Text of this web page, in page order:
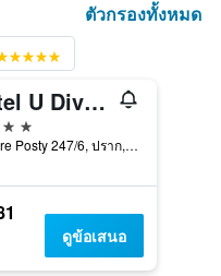
ตัวกรองทั้งหมด
Hotel U Divadla
U Stare Posty 247/6, ปราก, Prague Region, สาธารณรัฐเช็ก
ดูข้อเสนอ